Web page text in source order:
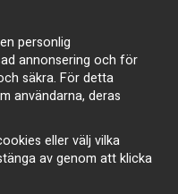
skickas hela
personlig
annonsering och för
säkra. För detta
användarna, deras
eller välj vilka
av genom att klicka